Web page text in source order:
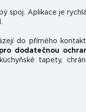
spoj. Aplikace je
do přímého
pro dodatečnou
tapety,